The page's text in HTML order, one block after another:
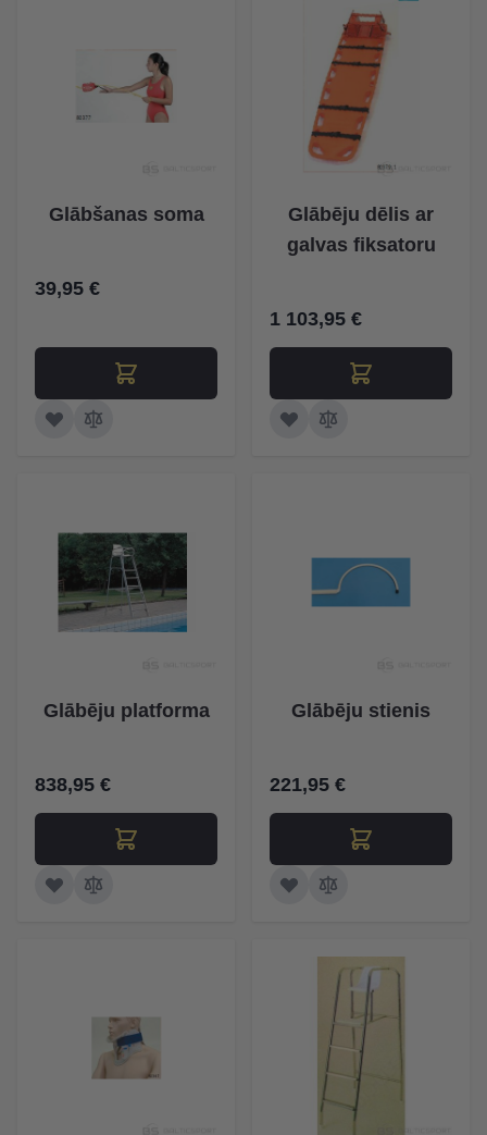
Glābšanas soma
39,95 €
Glābēju dēlis ar
galvas fiksatoru
1 103,95 €
Glābēju platforma
838,95 €
Glābēju stienis
221,95 €